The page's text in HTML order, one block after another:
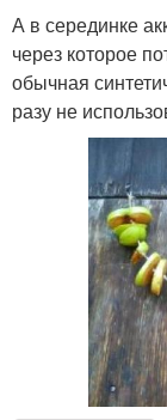
А в серединке
через которое
обычная
разу не